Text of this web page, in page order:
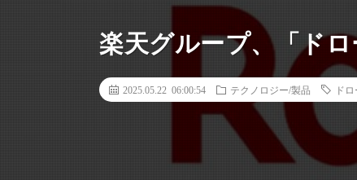
楽天グループ、「ド
2025.05.22 06:00:54 テクノロジー/製品 ド